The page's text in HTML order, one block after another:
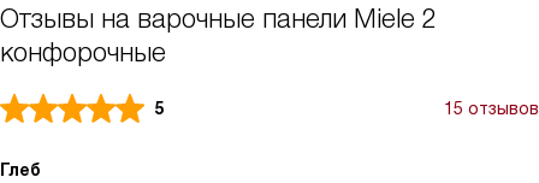
Отзывы на варочные панели Miele 2
конфорочные
5 15 отзывов
Глеб